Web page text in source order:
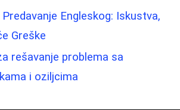
Engleskog: Iskustva,
Greške
rešavanje problema sa
i oziljcima